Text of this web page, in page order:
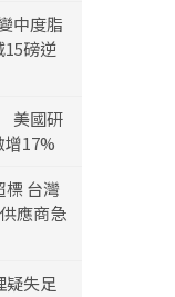
中度脂
15磅逆
美國研
17%
標 台灣
應商急
疑失足